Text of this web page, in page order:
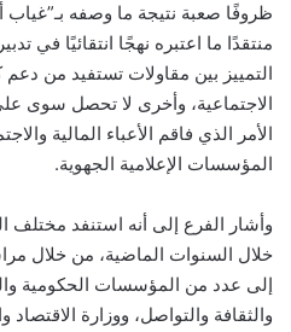
ظروفًا صعبة نتيجة ما وصفه
منتقدًا ما اعتبره نهجًا انتقائيًا في
التمييز بين مقاولات تستفيد من دعم
الاجتماعية، وأخرى لا تحصل سوى
الأمر الذي فاقم الأعباء المالية
المؤسسات الإعلامية الجهوية.
وأشار الفرع إلى أنه استنفد مختلف
خلال السنوات الماضية، من خلال
إلى عدد من المؤسسات الحكومية
والثقافة والتواصل، ووزارة